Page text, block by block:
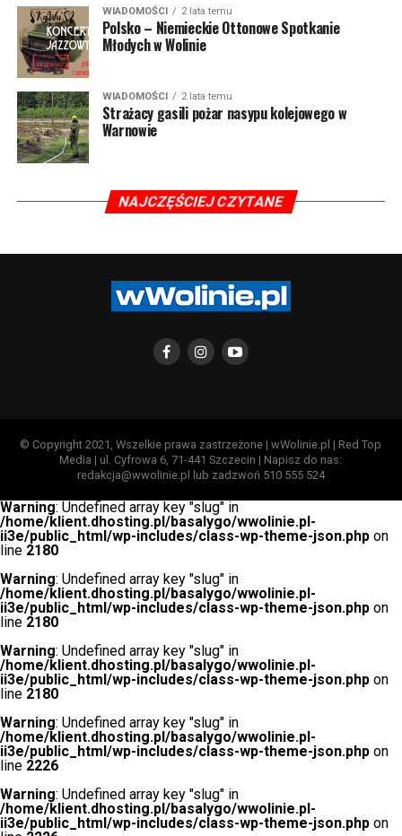
WIADOMOŚCI 2 lata temu
Polsko – Niemieckie Ottonowe Spotkanie
Młodych w Wolinie
WIADOMOŚCI 2 lata temu
Strażacy gasili pożar nasypu kolejowego w
Warnowie
NAJCZĘŚCIEJ CZYTANE
© Copyright 2021, Wszelkie prawa zastrzeżone | wWolinie.pl | Red Top
Media | ul. Cyfrowa 6, 71-441 Szczecin | Napisz do nas:
redakcja@wwolinie.pl lub zadzwoń 510 555 524
Warning: Undefined array key "slug" in
/home/klient.dhosting.pl/basalygo/wwolinie.pl-
ii3e/public_html/wp-includes/class-wp-theme-json.php on
line 2180
Warning: Undefined array key "slug" in
/home/klient.dhosting.pl/basalygo/wwolinie.pl-
ii3e/public_html/wp-includes/class-wp-theme-json.php on
line 2180
Warning: Undefined array key "slug" in
/home/klient.dhosting.pl/basalygo/wwolinie.pl-
ii3e/public_html/wp-includes/class-wp-theme-json.php on
line 2180
Warning: Undefined array key "slug" in
/home/klient.dhosting.pl/basalygo/wwolinie.pl-
ii3e/public_html/wp-includes/class-wp-theme-json.php on
line 2226
Warning: Undefined array key "slug" in
/home/klient.dhosting.pl/basalygo/wwolinie.pl-
ii3e/public_html/wp-includes/class-wp-theme-json.php on